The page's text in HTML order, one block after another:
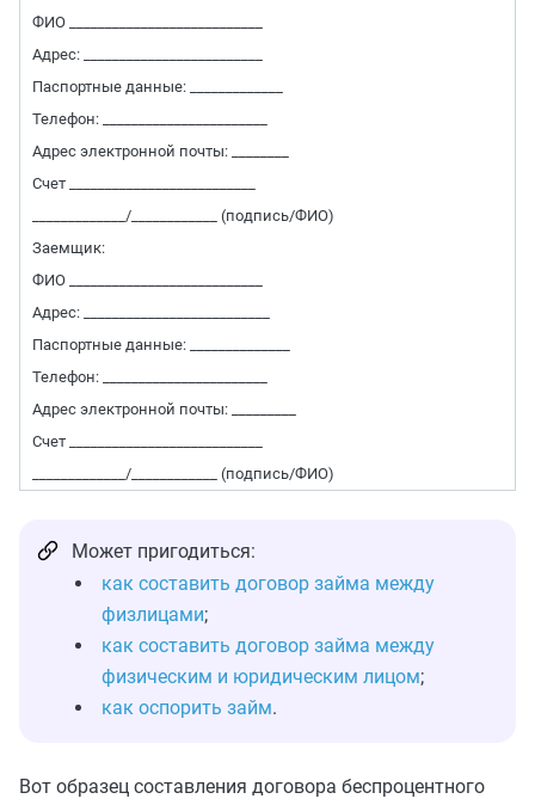
ФИО ___________________________
Адрес: _________________________
Паспортные данные: _____________
Телефон: _______________________
Адрес электронной почты: ________
Счет __________________________
_____________/____________ (подпись/ФИО)
Заемщик:
ФИО ___________________________
Адрес: __________________________
Паспортные данные: ______________
Телефон: _______________________
Адрес электронной почты: _________
Счет ___________________________
_____________/____________ (подпись/ФИО)
Может пригодиться:
как составить договор займа между
физлицами;
как составить договор займа между
физическим и юридическим лицом;
как оспорить займ.
Вот образец составления договора беспроцентного